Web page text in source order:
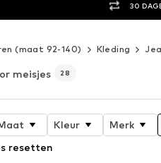
30
(maat 92-140) Kleding
meisjes 28
Kleur Merk
resetten